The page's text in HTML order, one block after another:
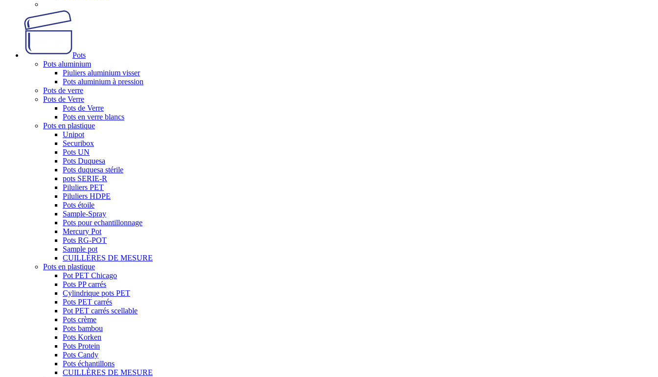
Pots
Pots aluminium
Piuliers aluminium visser
Pots aluminium à pression
Pots de verre
Pots de Verre
Pots de Verre
Pots en verre blancs
Pots en plastique
Unipot
Securibox
Pots UN
Pots Duquesa
Pots duquesa stérile
pots SERIE-R
Piluliers PET
Piluliers HDPE
Pots étoile
Sample-Spray
Pots pour echantillonnage
Mercury Pot
Pots RG-POT
Sample pot
CUILLÈRES DE MESURE
Pots en plastique
Pot PET Chicago
Pots PP carrés
Cylindrique pots PET
Pots PET carrés
Pot PET carrés scellable
Pots crème
Pots bambou
Pots Korken
Pots Protein
Pots Candy
Pots échantillons
CUILLÈRES DE MESURE